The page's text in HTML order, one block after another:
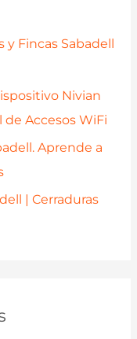
y Fincas Sabadell
Nivian
de Accesos WiFi
Aprende a
| Cerraduras